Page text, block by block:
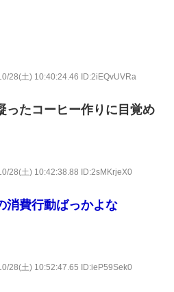
28(土) 10:40:24.46 ID:2iEQvUVRa
ったコーヒー作りに目覚め
28(土) 10:42:38.88 ID:2sMKrjeX0
消費行動ばっかよな
28(土) 10:52:47.65 ID:ieP59Sek0